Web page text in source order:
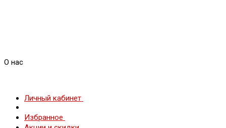
О нас
Личный кабинет
Избранное